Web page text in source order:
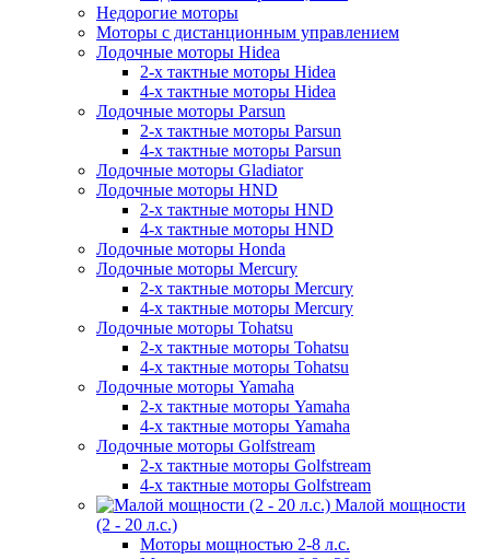
Недорогие моторы
Моторы с дистанционным управлением
Лодочные моторы Hidea
2-х тактные моторы Hidea
4-х тактные моторы Hidea
Лодочные моторы Parsun
2-х тактные моторы Parsun
4-х тактные моторы Parsun
Лодочные моторы Gladiator
Лодочные моторы HND
2-х тактные моторы HND
4-х тактные моторы HND
Лодочные моторы Honda
Лодочные моторы Mercury
2-х тактные моторы Mercury
4-х тактные моторы Mercury
Лодочные моторы Tohatsu
2-х тактные моторы Tohatsu
4-х тактные моторы Tohatsu
Лодочные моторы Yamaha
2-х тактные моторы Yamaha
4-х тактные моторы Yamaha
Лодочные моторы Golfstream
2-х тактные моторы Golfstream
4-х тактные моторы Golfstream
Малой мощности
(2 - 20 л.с.)
Моторы мощностью 2-8 л.с.